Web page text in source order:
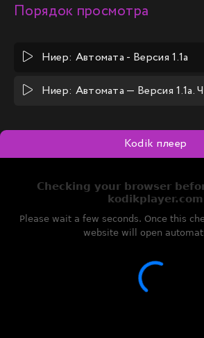
Порядок просмотра
Ниер: Автомата - Версия 1.1а
Ниер: Автомата — Версия 1.1а.
Kodik плеер